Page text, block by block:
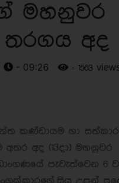
මහනුවර
අද
- 09:26 - 1563
කණ්ඩායම හා
අද (13දා) මහනුවර
පැවැත්වෙන 6
සිය උපන්